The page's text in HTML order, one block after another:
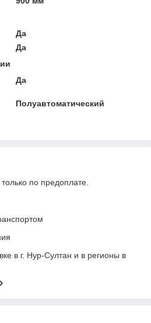
Да
Да
Да
Полуавтоматический
по предоплате.
в г. Нур-Султан и в регионы в